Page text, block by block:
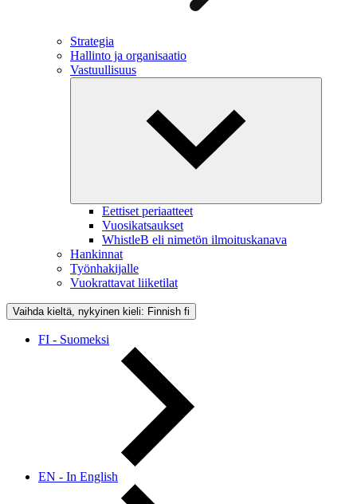
Strategia
Hallinto ja organisaatio
Vastuullisuus
Eettiset periaatteet
Vuosikatsaukset
WhistleB eli nimetön ilmoituskanava
Hankinnat
Työnhakijalle
Vuokrattavat liiketilat
Vaihda kieltä, nykyinen kieli: Finnish fi
FI - Suomeksi
EN - In English